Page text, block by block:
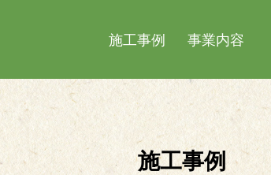
施工事例 事業内容
施工事例